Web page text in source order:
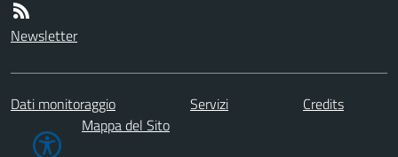
Newsletter
Dati monitoraggio Servizi
Credits
Mappa del Sito